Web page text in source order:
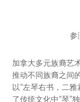
参
加拿大多元族裔艺
推动不同族裔之间
以“左琴右书，二
了传统文化中“琴”